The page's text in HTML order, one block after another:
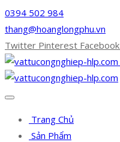
0394 502 984
thang@hoanglongphu.vn
Twitter Pinterest Facebook
Trang Chủ
Sản Phẩm